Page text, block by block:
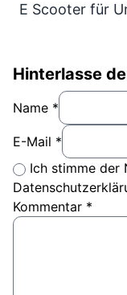
E Scooter für
Hinterlasse
Name *
E-Mail *
Ich stimme der
Kommentar *